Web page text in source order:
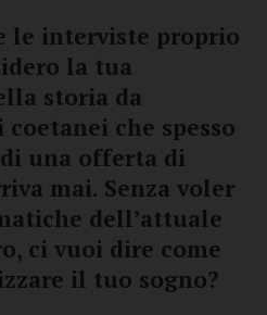
le interviste proprio
la tua
storia da
che spesso
una offerta di
mai. Senza voler
dell’attuale
ci vuoi dire come
il tuo sogno?